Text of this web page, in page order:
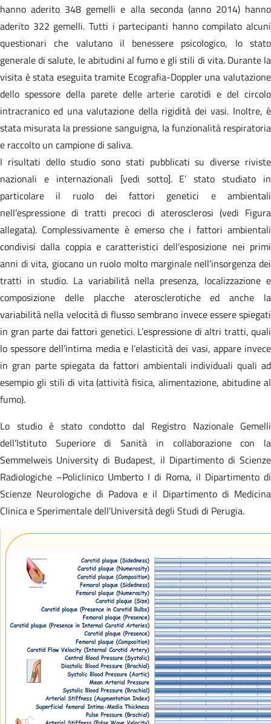
hanno aderito 348 gemelli e alla seconda (anno 2014) hanno
aderito 322 gemelli. Tutti i partecipanti hanno compilato alcuni
questionari che valutano il benessere psicologico, lo stato
generale di salute, le abitudini al fumo e gli stili di vita. Durante la
visita è stata eseguita tramite Ecografia-Doppler una valutazione
dello spessore della parete delle arterie carotidi e del circolo
intracranico ed una valutazione della rigidità dei vasi. Inoltre, è
stata misurata la pressione sanguigna, la funzionalità respiratoria
e raccolto un campione di saliva.
I risultati dello studio sono stati pubblicati su diverse riviste
nazionali e internazionali [vedi sotto]. E’ stato studiato in
particolare il ruolo dei fattori genetici e ambientali
nell’espressione di tratti precoci di aterosclerosi (vedi Figura
allegata). Complessivamente è emerso che i fattori ambientali
condivisi dalla coppia e caratteristici dell’esposizione nei primi
anni di vita, giocano un ruolo molto marginale nell’insorgenza dei
tratti in studio. La variabilità nella presenza, localizzazione e
composizione delle placche aterosclerotiche ed anche la
variabilità nella velocità di flusso sembrano invece essere spiegati
in gran parte dai fattori genetici. L’espressione di altri tratti, quali
lo spessore dell’intima media e l’elasticità dei vasi, appare invece
in gran parte spiegata da fattori ambientali individuali quali ad
esempio gli stili di vita (attività fisica, alimentazione, abitudine al
fumo).
Lo studio è stato condotto dal Registro Nazionale Gemelli
dell’Istituto Superiore di Sanità in collaborazione con la
Semmelweis University di Budapest, il Dipartimento di Scienze
Radiologiche –Policlinico Umberto I di Roma, il Dipartimento di
Scienze Neurologiche di Padova e il Dipartimento di Medicina
Clinica e Sperimentale dell’Università degli Studi di Perugia.